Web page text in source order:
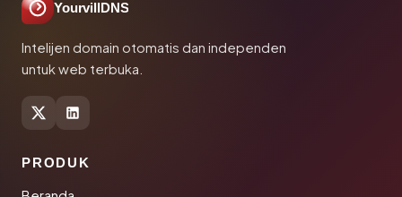
YourvillDNS
Intelijen domain otomatis dan independen
untuk web terbuka.
PRODUK